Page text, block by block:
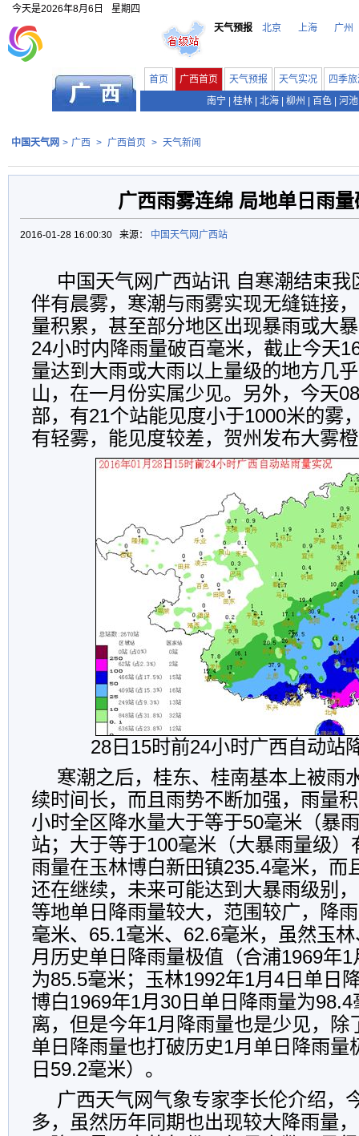
今天是2026年8月6日
星期四
天气预报
北京 上海 广州
首页 广西首页 天气预报 天气实况
四季
南宁
桂林 北海 柳州 百色 河池
中国天气网 > 广西 > 广西首页 > 天气新闻
广西雨雾连绵 局地单日雨
2016-01-28 16:00:30 来源： 中国天气网广西站
中国天气网广西站讯 自寒潮结束我
伴有晨雾，寒潮与雨雾实现无缝链接
量积累，甚至部分地区出现暴雨或大
24小时内降雨量破百毫米，截止今天
量达到大雨或大雨以上量级的地方几
山，在一月份实属少见。另外，今天
部，有21个站能见度小于1000米的雾
有轻雾，能见度较差，贺州发布大雾
28日15时前24小时广西自动站
寒潮之后，桂东、桂南基本上被雨
续时间长，而且雨势不断加强，雨量
小时全区降水量大于等于50毫米（暴
站；大于等于100毫米（大暴雨量级）
雨量在玉林博白新田镇235.4毫米，而
还在继续，未来可能达到大暴雨级别
等地单日降雨量较大，范围较广，降
毫米、65.1毫米、62.6毫米，虽然玉
月历史单日降雨量极值（合浦1969年
为85.5毫米；玉林1992年1月4日单日
博白1969年1月30日单日降雨量为
离，但是今年1月降雨量也是少见，除
单日降雨量也打破历史1月单日降雨量
日59.2毫米）。
广西天气网气象专家李长伦介绍，
多，虽然历年同期也出现较大降雨量